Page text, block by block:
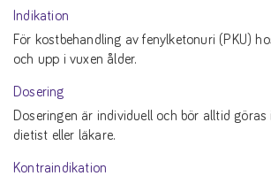
Indikation
För kostbehandling av fenylketonuri (PKU)
och upp i vuxen ålder.
Dosering
Doseringen är individuell och bör alltid
dietist eller läkare.
Kontraindikation